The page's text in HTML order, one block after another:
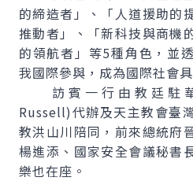
的締造者」、「人道援助的
推動者」、「新科技與商機
的領航者」等5種角色，並
我國際參與，成為國際社會
訪賓一行由教廷駐華
Russell)代辦及天主教會臺
教洪山川陪同，前來總統府
楊進添、國家安全會議秘書
樂也在座。